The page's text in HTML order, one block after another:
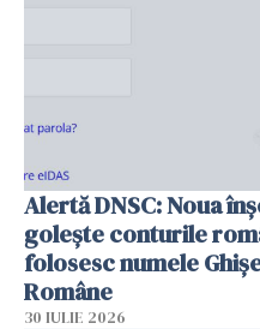
Alertă DNSC: Noua
golește conturile
folosesc numele
Române
30 IULIE 2026